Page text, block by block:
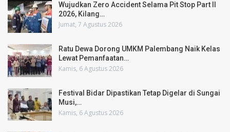
Wujudkan Zero Accident Selama Pit Stop Part II
2026, Kilang…
Jumat, 7 Agustus 2026
Ratu Dewa Dorong UMKM Palembang Naik Kelas
Lewat Pemanfaatan…
Kamis, 6 Agustus 2026
Festival Bidar Dipastikan Tetap Digelar di Sungai
Musi,…
Kamis, 6 Agustus 2026